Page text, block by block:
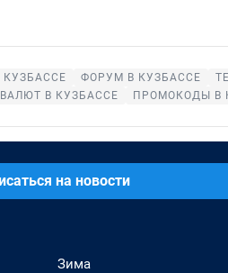
ФОРУМ В КУЗБАССЕ
В КУЗБАССЕ
ПРОМОКОДЫ В
на новости
Зима